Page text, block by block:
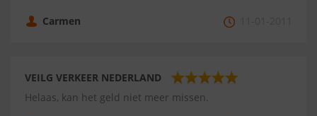
Carmen
VEILG VERKEER NEDERLAND
Helaas, kan het geld niet meer missen.